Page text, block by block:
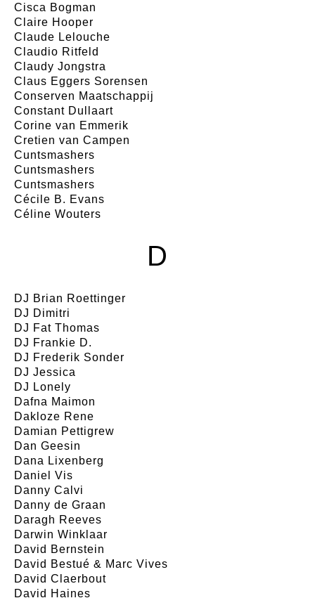
Cisca Bogman
Claire Hooper
Claude Lelouche
Claudio Ritfeld
Claudy Jongstra
Claus Eggers Sorensen
Conserven Maatschappij
Constant Dullaart
Corine van Emmerik
Cretien van Campen
Cuntsmashers
Cuntsmashers
Cuntsmashers
Cécile B. Evans
Céline Wouters
D
DJ Brian Roettinger
DJ Dimitri
DJ Fat Thomas
DJ Frankie D.
DJ Frederik Sonder
DJ Jessica
DJ Lonely
Dafna Maimon
Dakloze Rene
Damian Pettigrew
Dan Geesin
Dana Lixenberg
Daniel Vis
Danny Calvi
Danny de Graan
Daragh Reeves
Darwin Winklaar
David Bernstein
David Bestué & Marc Vives
David Claerbout
David Haines